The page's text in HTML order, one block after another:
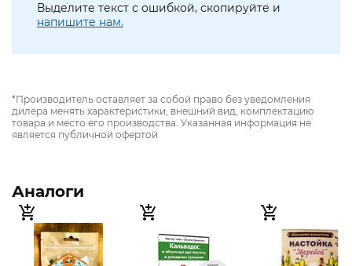
Выделите текст с ошибкой, скопируйте и
напишите нам.
*Производитель оставляет за собой право без уведомления
дилера менять характеристики, внешний вид, комплектацию
товара и место его производства. Указанная информация не
является публичной офертой
Аналоги